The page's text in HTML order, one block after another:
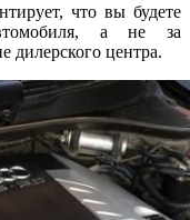
что вы будете
а не за
дилерского центра.